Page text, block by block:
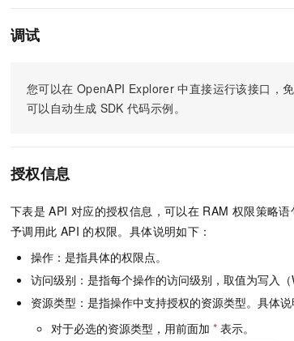
调试
您可以在 OpenAPI Explorer 中直接运行该接口，
可以自动生成 SDK 代码示例。
授权信息
下表是 API 对应的授权信息，可以在 RAM 权限策略语
予调用此 API 的权限。具体说明如下：
操作：是指具体的权限点。
访问级别：是指每个操作的访问级别，取值为写入
资源类型：是指操作中支持授权的资源类型。具体说
对于必选的资源类型，用前面加 * 表示。
千问AI平台-Token Plan
个人版上线、团队版降价；千问3.8-Max首发发尝鲜
在线体验全尺寸、多种模态的模型效果
新一代 AI 视频生成模型，深度适配广告营销等场景
大模型服务平台百
大模型解决方案
依托云原生高可用架构,实现Dify私有化部署
1亿+ 大模型 tokens 和 30+ 款产品免费体验
大模型ACA认证体验
AI空中课堂在线直播课堂（旗舰版）
生态解决方案
AI 开发和 AI 应用解决方案
OA 办公系统
入门学习赛